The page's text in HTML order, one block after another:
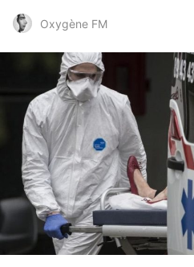
Oxygène FM